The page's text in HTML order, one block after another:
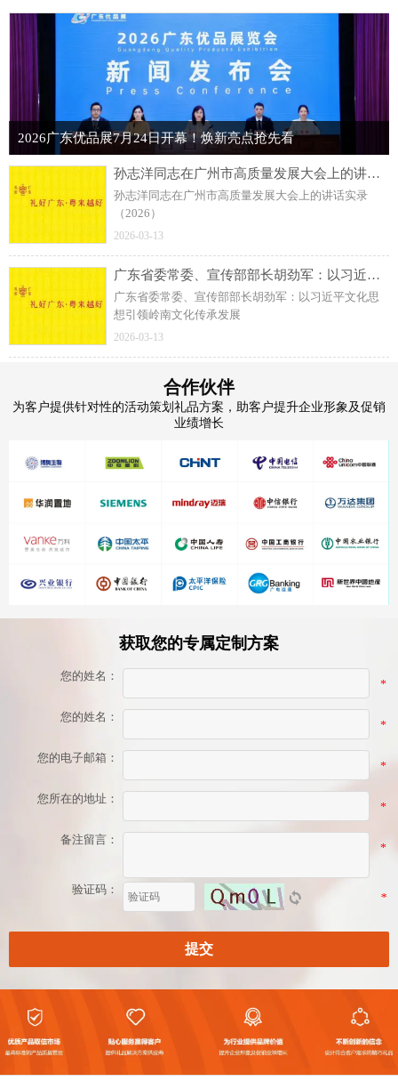
2026广东优品展7月24日开幕！焕新亮点抢先看
孙志洋同志在广州市高质量发展大会上的讲话实录（2026）
孙志洋同志在广州市高质量发展大会上的讲话实录
（2026）
2026-03-13
广东省委常委、宣传部部长胡劲军：以习近平文化思想引领岭南文化传承发展
广东省委常委、宣传部部长胡劲军：以习近平文化思
想引领岭南文化传承发展
2026-03-13
合作伙伴
为客户提供针对性的活动策划礼品方案，助客户提升企业形象及促销
业绩增长
获取您的专属定制方案
您的姓名：
*
您的姓名：
*
您的电子邮箱：
*
您所在的地址：
*
备注留言：
*
验证码：
*